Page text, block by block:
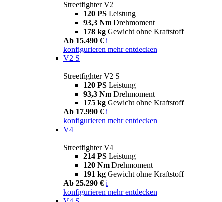
Streetfighter V2
120 PS Leistung
93,3 Nm Drehmoment
178 kg Gewicht ohne Kraftstoff
Ab 15.490 € i
konfigurieren mehr entdecken
V2 S
Streetfighter V2 S
120 PS Leistung
93,3 Nm Drehmoment
175 kg Gewicht ohne Kraftstoff
Ab 17.990 € i
konfigurieren mehr entdecken
V4
Streetfighter V4
214 PS Leistung
120 Nm Drehmoment
191 kg Gewicht ohne Kraftstoff
Ab 25.290 € i
konfigurieren mehr entdecken